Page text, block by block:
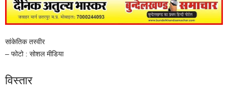
सांकेतिक तस्वीर
– फोटो : सोशल मीडिया
विस्तार